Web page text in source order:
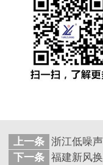
上一条 浙江低噪声风机
下一条 福建新风换气机